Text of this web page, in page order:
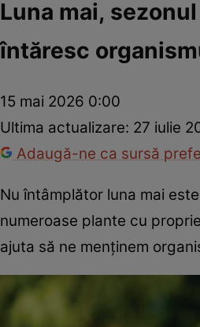
Luna mai,
întăresc
15 mai 2026 0:00
Ultima actualizare: 27 iulie
Adaugă-ne ca sursă
Nu întâmplător luna mai
numeroase plante cu
ajuta să ne menţinem